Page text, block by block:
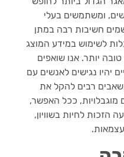
ומשתמשים בעלי
חשיבות רבה במתן
לשימוש במידע המוצג
יותר. אנו שואפים
יהיו נגישים לאנשים עם
רבים להקל את
ככל האפשר,
הזכות לחיות בשוויון,